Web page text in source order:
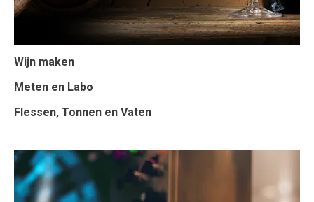
Wijn maken
Meten en Labo
Flessen, Tonnen en Vaten